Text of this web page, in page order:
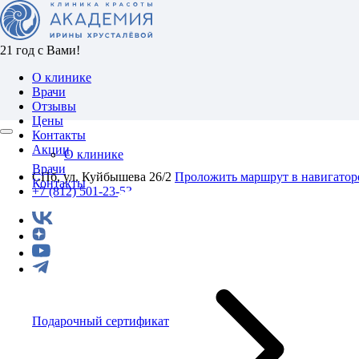
21 год с Вами!
О клинике
Врачи
Отзывы
Цены
Контакты
Акции
СПб, ул. Куйбышева 26/2 Проложить маршрут в
+7 (812) 501-23-53
О клинике
Врачи
Контакты
Подарочный сертификат